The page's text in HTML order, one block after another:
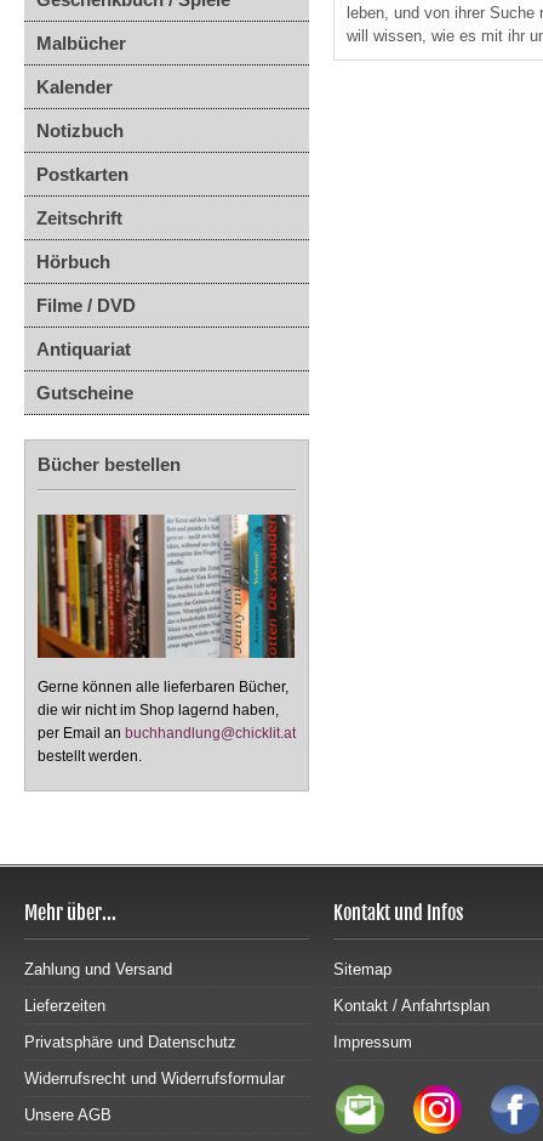
Malbücher
Kalender
Notizbuch
Postkarten
Zeitschrift
Hörbuch
Filme / DVD
Antiquariat
Gutscheine
Bücher bestellen
Gerne können alle lieferbaren Bücher,
die wir nicht im Shop lagernd haben,
per Email an buchhandlung@chicklit.at
bestellt werden.
leben, und von ihrer
will wissen, wie es mit ihr
Mehr über...
Zahlung und Versand
Lieferzeiten
Privatsphäre und Datenschutz
Widerrufsrecht und Widerrufsformular
Unsere AGB
Kontakt und Infos
Sitemap
Kontakt / Anfahrtsplan
Impressum